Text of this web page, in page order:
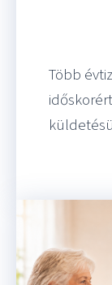
Több